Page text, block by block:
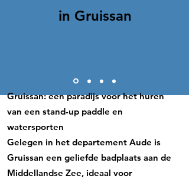
in Gruissan
Gruissan: een paradijs voor het huren
van een stand-up paddle en
watersporten
Gelegen in het departement Aude is
Gruissan een geliefde badplaats aan de
Middellandse Zee, ideaal voor